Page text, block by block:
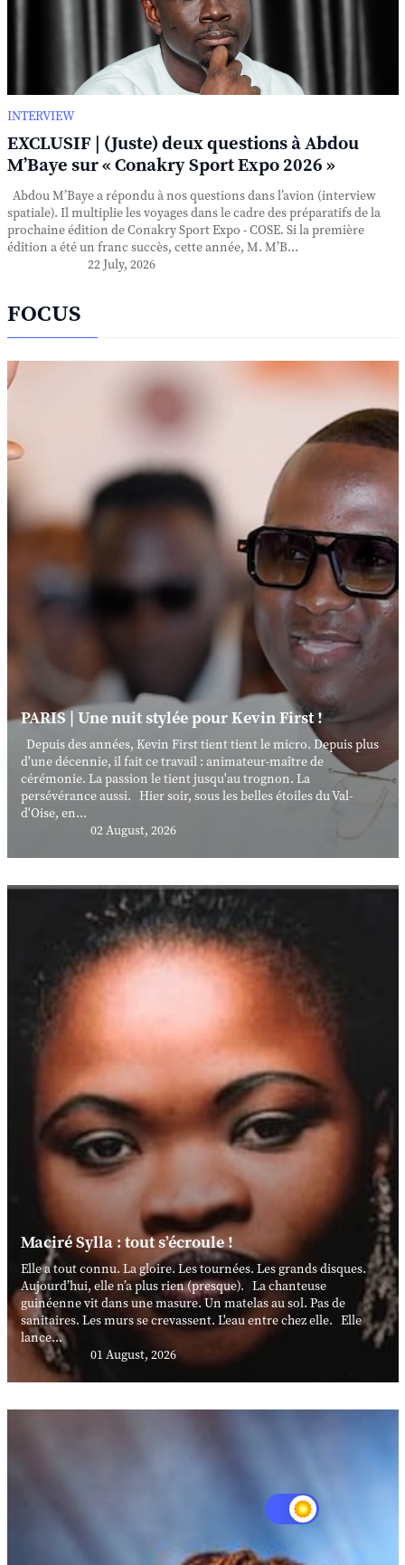
INTERVIEW
EXCLUSIF | (Juste) deux questions à Abdou
M’Baye sur « Conakry Sport Expo 2026 »
Abdou M’Baye a répondu à nos questions dans l’avion (interview
spatiale). Il multiplie les voyages dans le cadre des préparatifs de la
prochaine édition de Conakry Sport Expo - COSE. Si la première
édition a été un franc succès, cette année, M. M’B...
22 July, 2026
FOCUS
PARIS | Une nuit stylée pour Kevin First !
Depuis des années, Kevin First tient tient le micro. Depuis plus
d'une décennie, il fait ce travail : animateur-maître de
cérémonie. La passion le tient jusqu'au trognon. La
persévérance aussi. Hier soir, sous les belles étoiles du Val-
d'Oise, en...
02 August, 2026
Maciré Sylla : tout s’écroule !
Elle a tout connu. La gloire. Les tournées. Les grands disques.
Aujourd’hui, elle n’a plus rien (presque). La chanteuse
guinéenne vit dans une masure. Un matelas au sol. Pas de
sanitaires. Les murs se crevassent. L'eau entre chez elle. Elle
lance...
01 August, 2026